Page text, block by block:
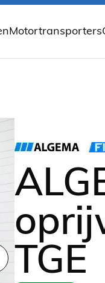
Motortransporters
TGE